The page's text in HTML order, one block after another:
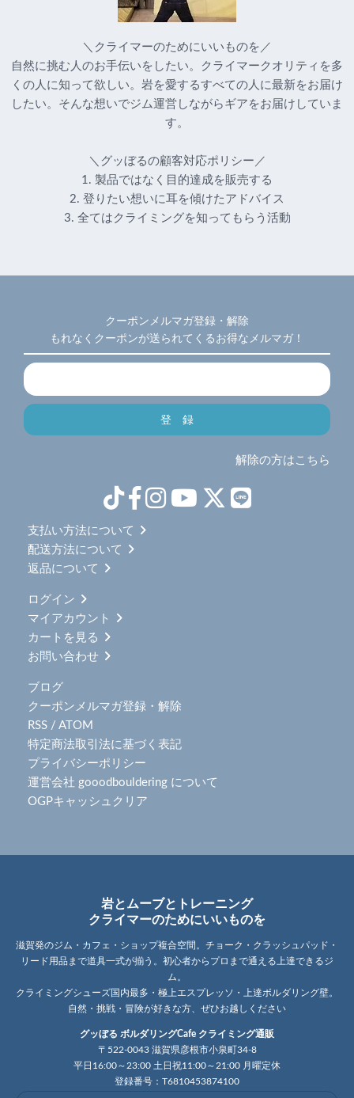
＼クライマーのためにいいものを／
自然に挑む人のお手伝いをしたい。クライマークオリティを多
くの人に知って欲しい。岩を愛するすべての人に最新をお届け
したい。そんな想いでジム運営しながらギアをお届けしていま
す。
＼グッぼるの顧客対応ポリシー／
1. 製品ではなく目的達成を販売する
2. 登りたい想いに耳を傾けたアドバイス
3. 全てはクライミングを知ってもらう活動
クーポンメルマガ登録・解除
もれなくクーポンが送られてくるお得なメルマガ！
解除の方はこちら
支払い方法について
配送方法について
返品について
ログイン
マイアカウント
カートを見る
お問い合わせ
ブログ
クーポンメルマガ登録・解除
RSS / ATOM
特定商法取引法に基づく表記
プライバシーポリシー
運営会社 gooodbouldering について
OGPキャッシュクリア
岩とムーブとトレーニング
クライマーのためにいいものを
滋賀発のジム・カフェ・ショップ複合空間。チョーク・クラッシュパッド・
リード用品まで道具一式が揃う。初心者からプロまで通える上達できるジ
ム。
クライミングシューズ国内最多・極上エスプレッソ・上達ボルダリング壁。
自然・挑戦・冒険が好きな方、ぜひお越しください
グッぼる ボルダリングCafe クライミング通販
〒522-0043 滋賀県彦根市小泉町34-8
平日16:00～23:00 土日祝11:00～21:00 月曜定休
登録番号：T6810453874100